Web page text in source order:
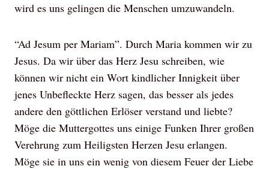
wird es uns gelingen die Menschen umzuwandeln.
“Ad Jesum per Mariam”. Durch Maria kommen wir zu
Jesus. Da wir über das Herz Jesu schreiben, wie
können wir nicht ein Wort kindlicher Innigkeit über
jenes Unbefleckte Herz sagen, das besser als jedes
andere den göttlichen Erlöser verstand und liebte?
Möge die Muttergottes uns einige Funken Ihrer großen
Verehrung zum Heiligsten Herzen Jesu erlangen.
Möge sie in uns ein wenig von diesem Feuer der Liebe